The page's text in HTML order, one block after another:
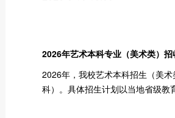
2026年艺术本科专业（美术类）招
2026年，我校艺术本科招生（美术
科）。具体招生计划以当地省级教